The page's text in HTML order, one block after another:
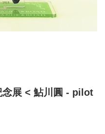
念展 < 鮎川圓 - pilot